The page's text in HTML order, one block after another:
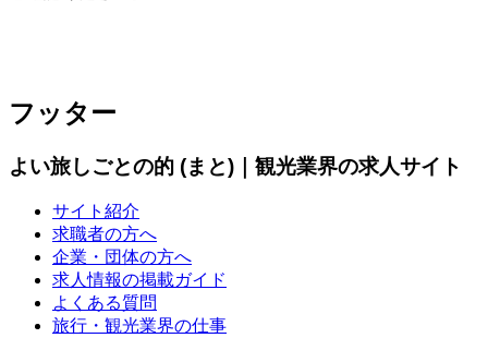
フッター
よい旅しごとの的 (まと)｜観光業界の求人サイト
サイト紹介
求職者の方へ
企業・団体の方へ
求人情報の掲載ガイド
よくある質問
旅行・観光業界の仕事